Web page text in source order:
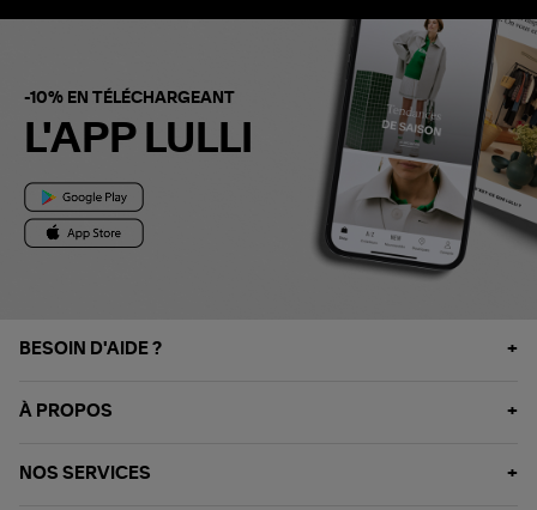
-10% EN TÉLÉCHARGEANT
L'APP LULLI
BESOIN D'AIDE ?
À PROPOS
NOS SERVICES